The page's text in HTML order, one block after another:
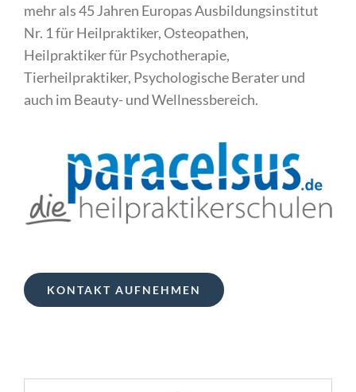
mehr als 45 Jahren Europas Ausbildungsinstitut
Nr. 1 für Heilpraktiker, Osteopathen,
Heilpraktiker für Psychotherapie,
Tierheilpraktiker, Psychologische Berater und
auch im Beauty- und Wellnessbereich.
KONTAKT AUFNEHMEN